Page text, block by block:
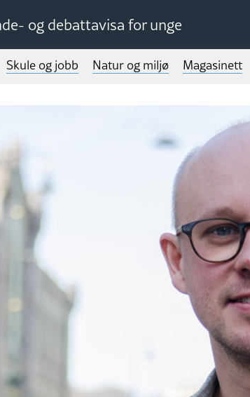
og debattavisa for unge
Skule og jobb Natur og miljø Magasinett